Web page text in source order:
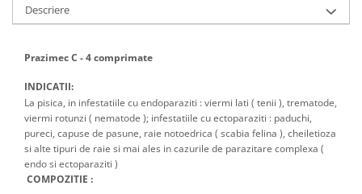
Descriere
Prazimec C - 4 comprimate
INDICATII:
La pisica, in infestatiile cu endoparaziti : viermi lati ( tenii ), trematode,
viermi rotunzi ( nematode ); infestatiile cu ectoparaziti : paduchi,
pureci, capuse de pasune, raie notoedrica ( scabia felina ), cheiletioza
si alte tipuri de raie si mai ales in cazurile de parazitare complexa (
endo si ectoparaziti )
COMPOZITIE :